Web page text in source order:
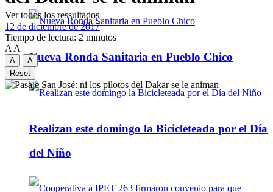
Nueva Ronda Sanitaria en Pueblo Chico
Realizan este domingo la Bicicleteada por el Día
del Niño
Ver todos los ressultados
12 de diciembre de 2017
Tiempo de lectura: 2 minutos
A A
A
A
Reset